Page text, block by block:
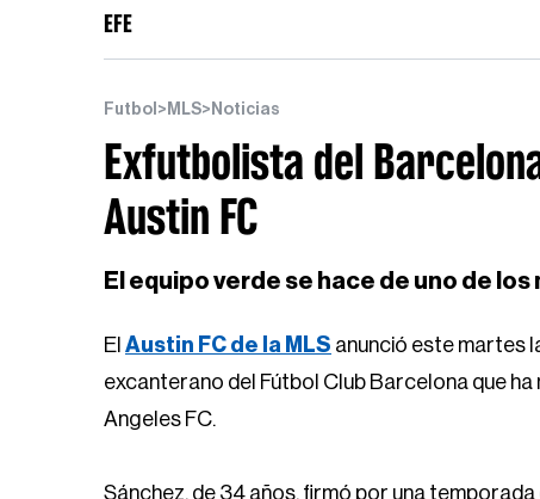
EFE
Futbol > MLS> Noticias
Exfutbolista del
Austin FC
El equipo verde se hace de uno de
El Austin FC de la MLS anunció este martes
excanterano del Fútbol Club Barcelona que
Angeles FC.
Sánchez, de 34 años, firmó por una